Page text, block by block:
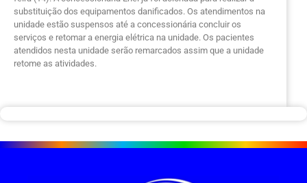
substituição dos equipamentos danificados. Os atendimentos na
unidade estão suspensos até a concessionária concluir os
serviços e retomar a energia elétrica na unidade. Os pacientes
atendidos nesta unidade serão remarcados assim que a unidade
retome as atividades.